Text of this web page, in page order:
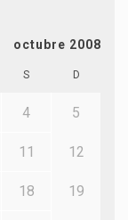
octubre 2008
S D
4 5
11 12
18 19